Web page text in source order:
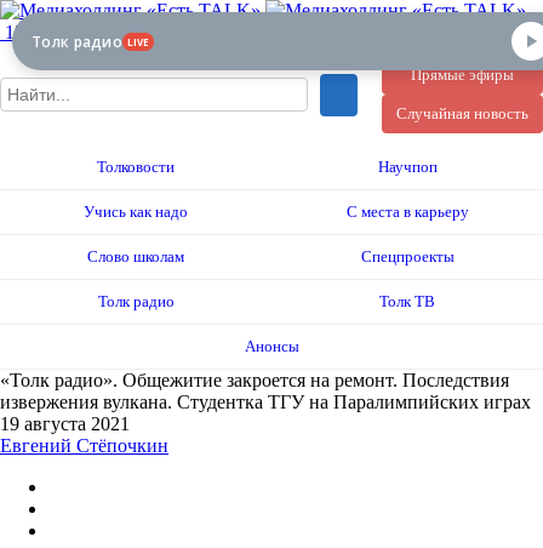
12+
Прямые эфиры
Случайная новость
Толковости Научпоп
Учись как надо С места в карьеру
Слово школам Спецпроекты
Толк радио Толк ТВ
Анонсы
«Толк радио». Общежитие закроется на ремонт. Последствия
извержения вулкана. Студентка ТГУ на Паралимпийских играх
19 августа 2021
Евгений Стёпочкин
Толк радио LIVE